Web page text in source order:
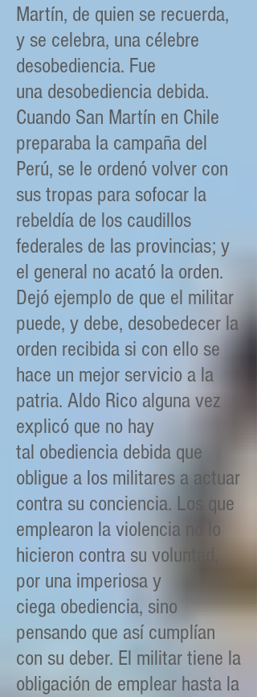
Martín, de quien se recuerda,
y se celebra, una célebre
desobediencia. Fue
una desobediencia debida.
Cuando San Martín en Chile
preparaba la campaña del
Perú, se le ordenó volver con
sus tropas para sofocar la
rebeldía de los caudillos
federales de las provincias; y
el general no acató la orden.
Dejó ejemplo de que el militar
puede, y debe, desobedecer la
orden recibida si con ello se
hace un mejor servicio a la
patria. Aldo Rico alguna vez
explicó que no hay
tal obediencia debida que
obligue a los militares a actuar
contra su conciencia. Los que
emplearon la violencia no lo
hicieron contra su voluntad,
por una imperiosa y
ciega obediencia, sino
pensando que así cumplían
con su deber. El militar tiene la
obligación de emplear hasta la